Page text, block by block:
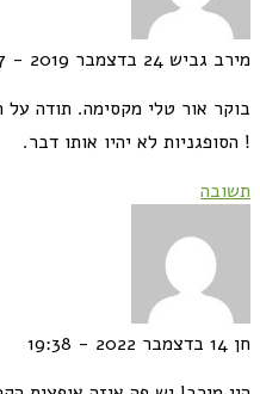
גביש 24 בדצמבר 2019 - 6:37
אור טלי מקסימה. תודה על
לא יהיו אותו דבר.
14 בדצמבר 2022 - 19:38